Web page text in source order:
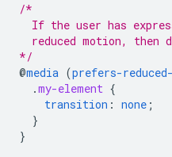
/*
If the user has
reduced motion, then
*/
@media (prefers-
.my-element {
transition : none ;
}
}